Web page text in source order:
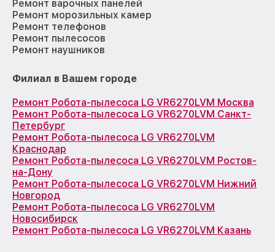
Ремонт варочных панелей
Ремонт морозильных камер
Ремонт телефонов
Ремонт пылесосов
Ремонт наушников
Филиал в Вашем городе
Ремонт Робота-пылесоса LG VR6270LVM Москва
Ремонт Робота-пылесоса LG VR6270LVM Санкт-
Петербург
Ремонт Робота-пылесоса LG VR6270LVM
Краснодар
Ремонт Робота-пылесоса LG VR6270LVM Ростов-
на-Дону
Ремонт Робота-пылесоса LG VR6270LVM Нижний
Новгород
Ремонт Робота-пылесоса LG VR6270LVM
Новосибирск
Ремонт Робота-пылесоса LG VR6270LVM Казань